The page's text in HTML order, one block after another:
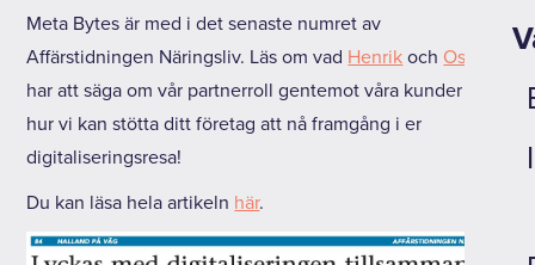
Meta Bytes är med i det senaste numret av
Affärstidningen Näringsliv. Läs om vad Henrik och Oskar
har att säga om vår partnerroll gentemot våra kunder och
hur vi kan stötta ditt företag att nå framgång i er
digitaliseringsresa!
Du kan läsa hela artikeln här.